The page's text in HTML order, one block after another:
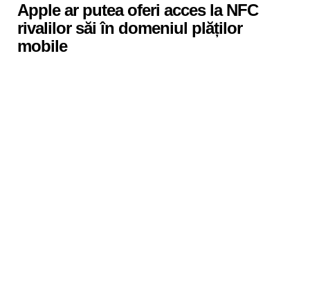
Apple ar putea oferi acces la NFC
rivalilor săi în domeniul plăților
mobile